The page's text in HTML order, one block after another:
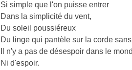
Si simple que l'on puisse entrer
Dans la simplicité du vent,
Du soleil poussiéreux
Du linge qui pantèle sur la corde
Il n'y a pas de désespoir dans le
Ni d'espoir.